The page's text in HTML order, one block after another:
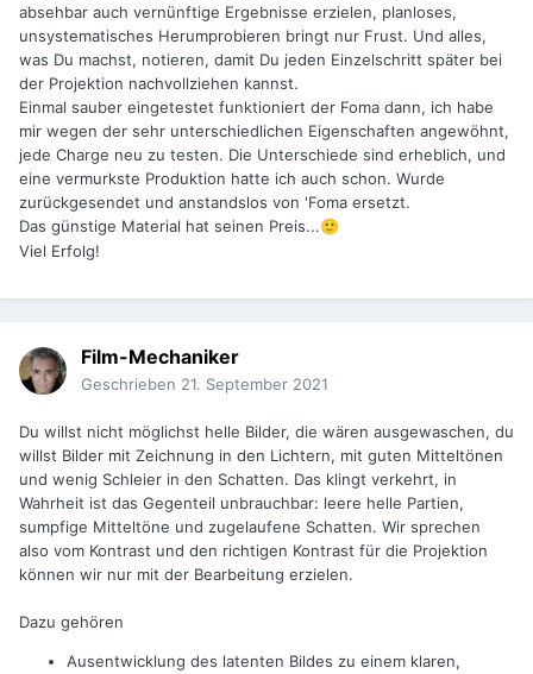
absehbar auch vernünftige Ergebnisse erzielen, planloses,
unsystematisches Herumprobieren bringt nur Frust. Und alles,
was Du machst, notieren, damit Du jeden Einzelschritt später bei
der Projektion nachvollziehen kannst.
Einmal sauber eingetestet funktioniert der Foma dann, ich habe
mir wegen der sehr unterschiedlichen Eigenschaften angewöhnt,
jede Charge neu zu testen. Die Unterschiede sind erheblich, und
eine vermurkste Produktion hatte ich auch schon. Wurde
zurückgesendet und anstandslos von 'Foma ersetzt.
Das günstige Material hat seinen Preis...🙂
Viel Erfolg!
Film-Mechaniker
Geschrieben 21. September 2021
Du willst nicht möglichst helle Bilder, die wären ausgewaschen, du
willst Bilder mit Zeichnung in den Lichtern, mit guten Mitteltönen
und wenig Schleier in den Schatten. Das klingt verkehrt, in
Wahrheit ist das Gegenteil unbrauchbar: leere helle Partien,
sumpfige Mitteltöne und zugelaufene Schatten. Wir sprechen
also vom Kontrast und den richtigen Kontrast für die Projektion
können wir nur mit der Bearbeitung erzielen.
Dazu gehören
Ausentwicklung des latenten Bildes zu einem klaren,